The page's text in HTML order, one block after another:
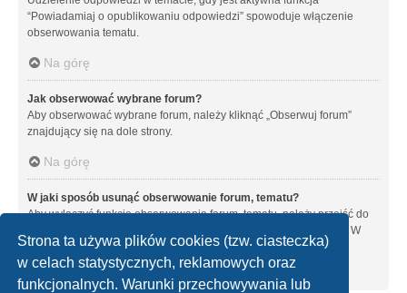
Strona ta używa plików cookies (tzw. ciasteczka)
w celach statystycznych, reklamowych oraz
funkcjonalnych. Warunki przechowywania lub
“Powiadamiaj o opublikowaniu odpowiedzi” spowoduje włączenie
obserwowania tematu.
Na górę
Jak obserwować wybrane forum?
Aby obserwować wybrane forum, należy kliknąć „Obserwuj forum”
znajdujący się na dole strony.
Na górę
W jaki sposób usunąć obserwowanie forum, tematu?
Aby wyłączyć funkcję obserwowania forum, tematu, należy przejść do
panelu zarządzania kontem i następnie do karty “Obserwowane”. W
tym miejscu można wyłączyć obserwowanie forów i tematów.
Na górę